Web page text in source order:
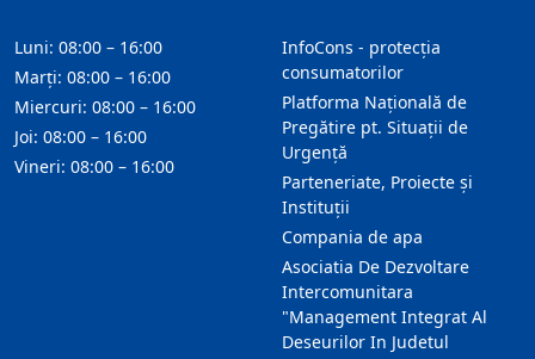
InfoCons - protecția
consumatorilor
Platforma Națională de
Pregătire pt. Situații de
Urgență
Parteneriate, Proiecte și
Instituții
Compania de apa
Asociatia De Dezvoltare
Intercomunitara
"Management Integrat Al
Deseurilor In Judetul
Luni: 08:00 – 16:00
Marți: 08:00 – 16:00
Miercuri: 08:00 – 16:00
Joi: 08:00 – 16:00
Vineri: 08:00 – 16:00